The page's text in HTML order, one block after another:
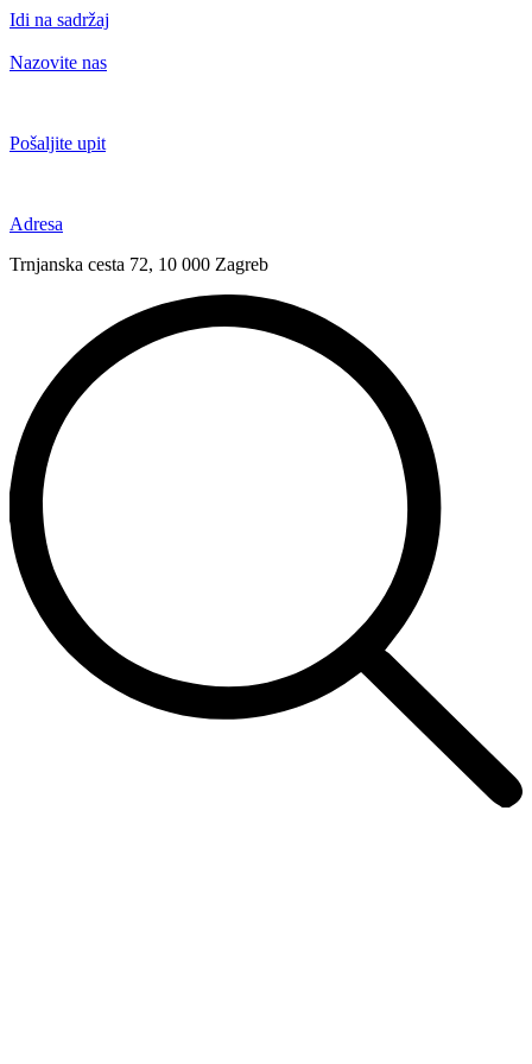
Idi na sadržaj
Nazovite nas
Pošaljite upit
Adresa
Trnjanska cesta 72, 10 000 Zagreb